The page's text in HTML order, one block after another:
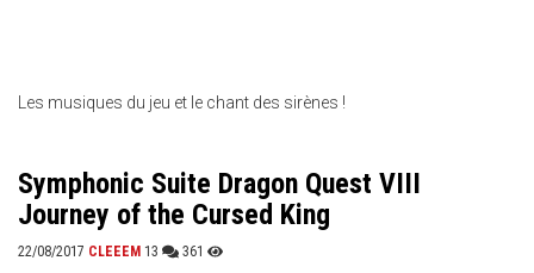
Les musiques du jeu et le chant des sirènes !
Symphonic Suite Dragon Quest VIII
Journey of the Cursed King
22/08/2017 CLEEEM 13 361